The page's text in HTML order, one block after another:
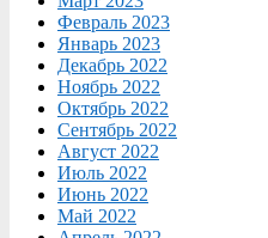
Февраль 2023
Январь 2023
Декабрь 2022
Ноябрь 2022
Октябрь 2022
Сентябрь 2022
Август 2022
Июль 2022
Июнь 2022
Май 2022